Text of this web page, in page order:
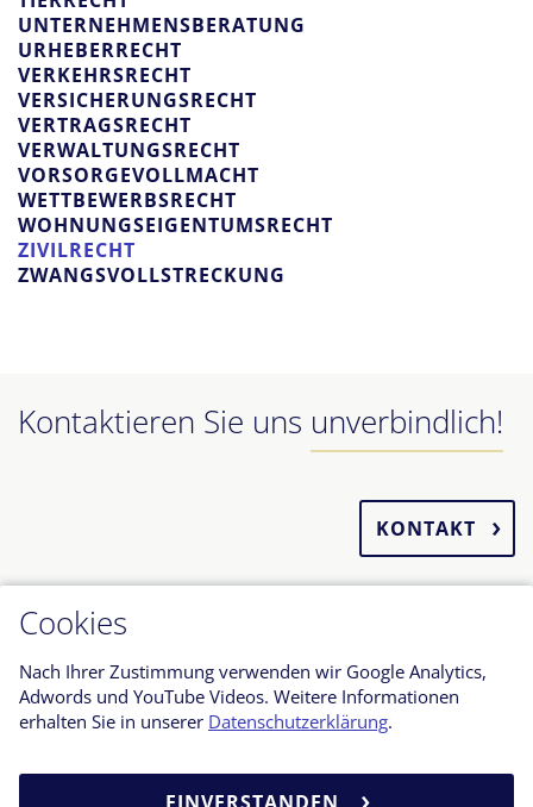
Cookies
Nach Ihrer Zustimmung verwenden wir Google Analytics,
Adwords und YouTube Videos. Weitere Informationen
erhalten Sie in unserer Datenschutzerklärung.
UNTERNEHMENSBERATUNG
URHEBERRECHT
VERKEHRSRECHT
VERSICHERUNGSRECHT
VERTRAGSRECHT
VERWALTUNGSRECHT
VORSORGEVOLLMACHT
WETTBEWERBSRECHT
WOHNUNGSEIGENTUMSRECHT
ZIVILRECHT
ZWANGSVOLLSTRECKUNG
Kontaktieren Sie uns unverbindlich!
KONTAKT